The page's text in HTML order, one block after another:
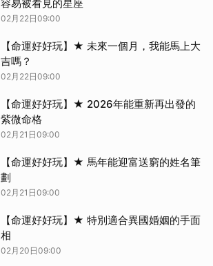
容易被看見的星座
02月22日09:00
【命運好好玩】★ 未來一個月，我能馬上大
吉嗎？
02月22日09:00
【命運好好玩】★ 2026年能重新再出發的
紫微命格
02月21日09:00
【命運好好玩】★ 馬年能迎富送窮的姓名筆
劃
02月21日09:00
【命運好好玩】★ 特別適合異國婚姻的手面
相
02月20日09:00